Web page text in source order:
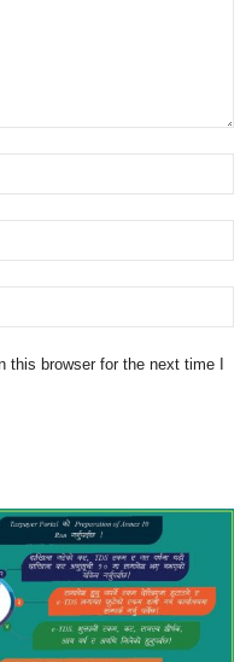
browser for the next time I